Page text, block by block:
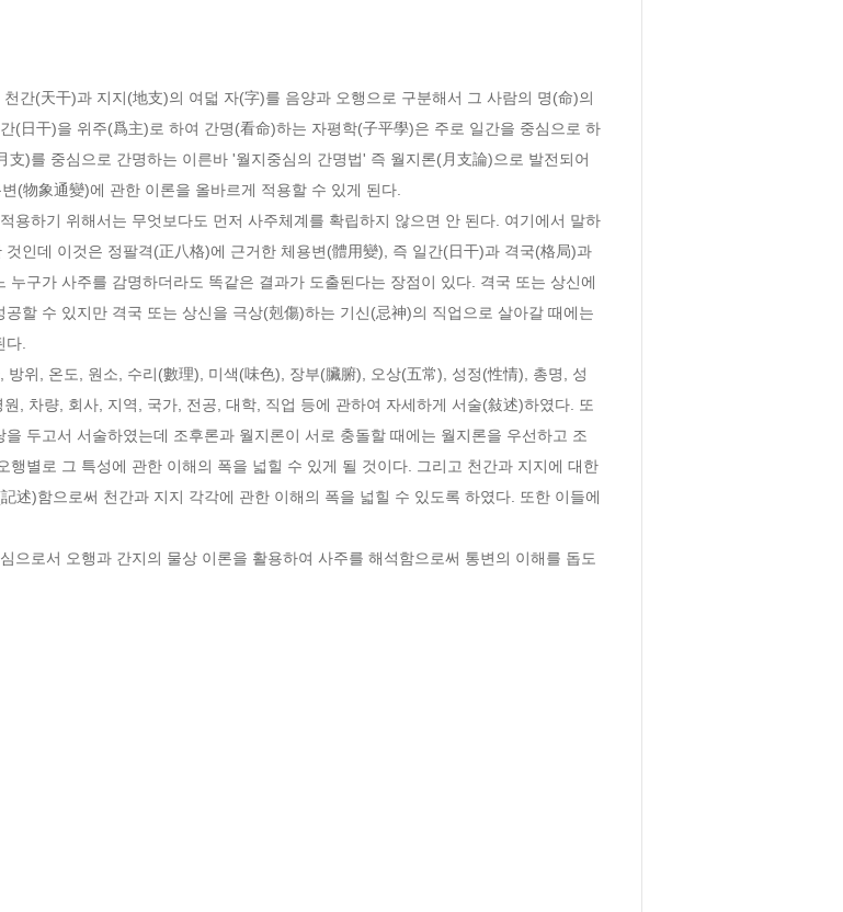
간(天干)과 지지(地支)의 여덟 자(字)를 음양과 오행으로 구분해서 그 사람의 명(命)의
(日干)을 위주(爲主)로 하여 간명(看命)하는 자평학(子平學)은 주로 일간을 중심으로 하
)를 중심으로 간명하는 이른바 '월지중심의 간명법' 즉 월지론(月支論)으로 발전되어
(物象通變)에 관한 이론을 올바르게 적용할 수 있게 된다.
인데 이것은 정팔격(正八格)에 근거한 체용변(體用變), 즉 일간(日干)과 격국(格局)과
구가 사주를 감명하더라도 똑같은 결과가 도출된다는 장점이 있다. 격국 또는 상신에
할 수 있지만 격국 또는 상신을 극상(剋傷)하는 기신(忌神)의 직업으로 살아갈 때에는
.
, 차량, 회사, 지역, 국가, 전공, 대학, 직업 등에 관하여 자세하게 서술(敍述)하였다. 또
두고서 서술하였는데 조후론과 월지론이 서로 충돌할 때에는 월지론을 우선하고 조
별로 그 특성에 관한 이해의 폭을 넓힐 수 있게 될 것이다. 그리고 천간과 지지에 대한
述)함으로써 천간과 지지 각각에 관한 이해의 폭을 넓힐 수 있도록 하였다. 또한 이들에